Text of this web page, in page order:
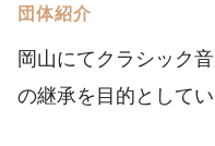
団体紹介
岡山にてクラシック
の継承を目的として